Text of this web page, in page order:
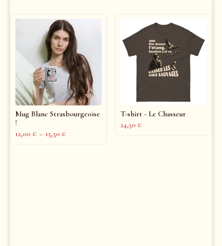
Mug Blanc Strasbourgeoise
!
12,00 € – 15,50 €
T-shirt - Le Chasseur
24,50 €